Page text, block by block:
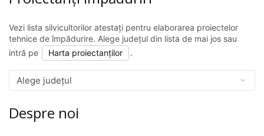
Vezi lista silvicultorilor atestați pentru elaborarea proiectelor
tehnice de împădurire. Alege județul din lista de mai jos sau
intră pe
Harta proiectanților .
Despre noi